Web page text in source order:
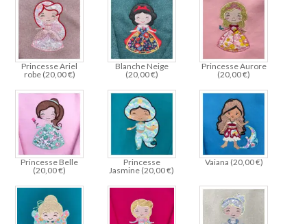
Princesse Ariel
robe (20,00€)
Blanche Neige
(20,00€)
Princesse Aurore
(20,00€)
Princesse Belle
(20,00€)
Princesse
Jasmine (20,00€)
Vaiana (20,00€)